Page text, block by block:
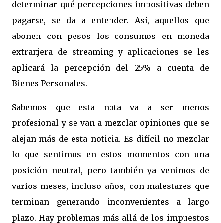
determinar qué percepciones impositivas deben
pagarse, se da a entender. Así, aquellos que
abonen con pesos los consumos en moneda
extranjera de streaming y aplicaciones se les
aplicará la percepción del 25% a cuenta de
Bienes Personales.
Sabemos que esta nota va a ser menos
profesional y se van a mezclar opiniones que se
alejan más de esta noticia. Es difícil no mezclar
lo que sentimos en estos momentos con una
posición neutral, pero también ya venimos de
varios meses, incluso años, con malestares que
terminan generando inconvenientes a largo
plazo. Hay problemas más allá de los impuestos